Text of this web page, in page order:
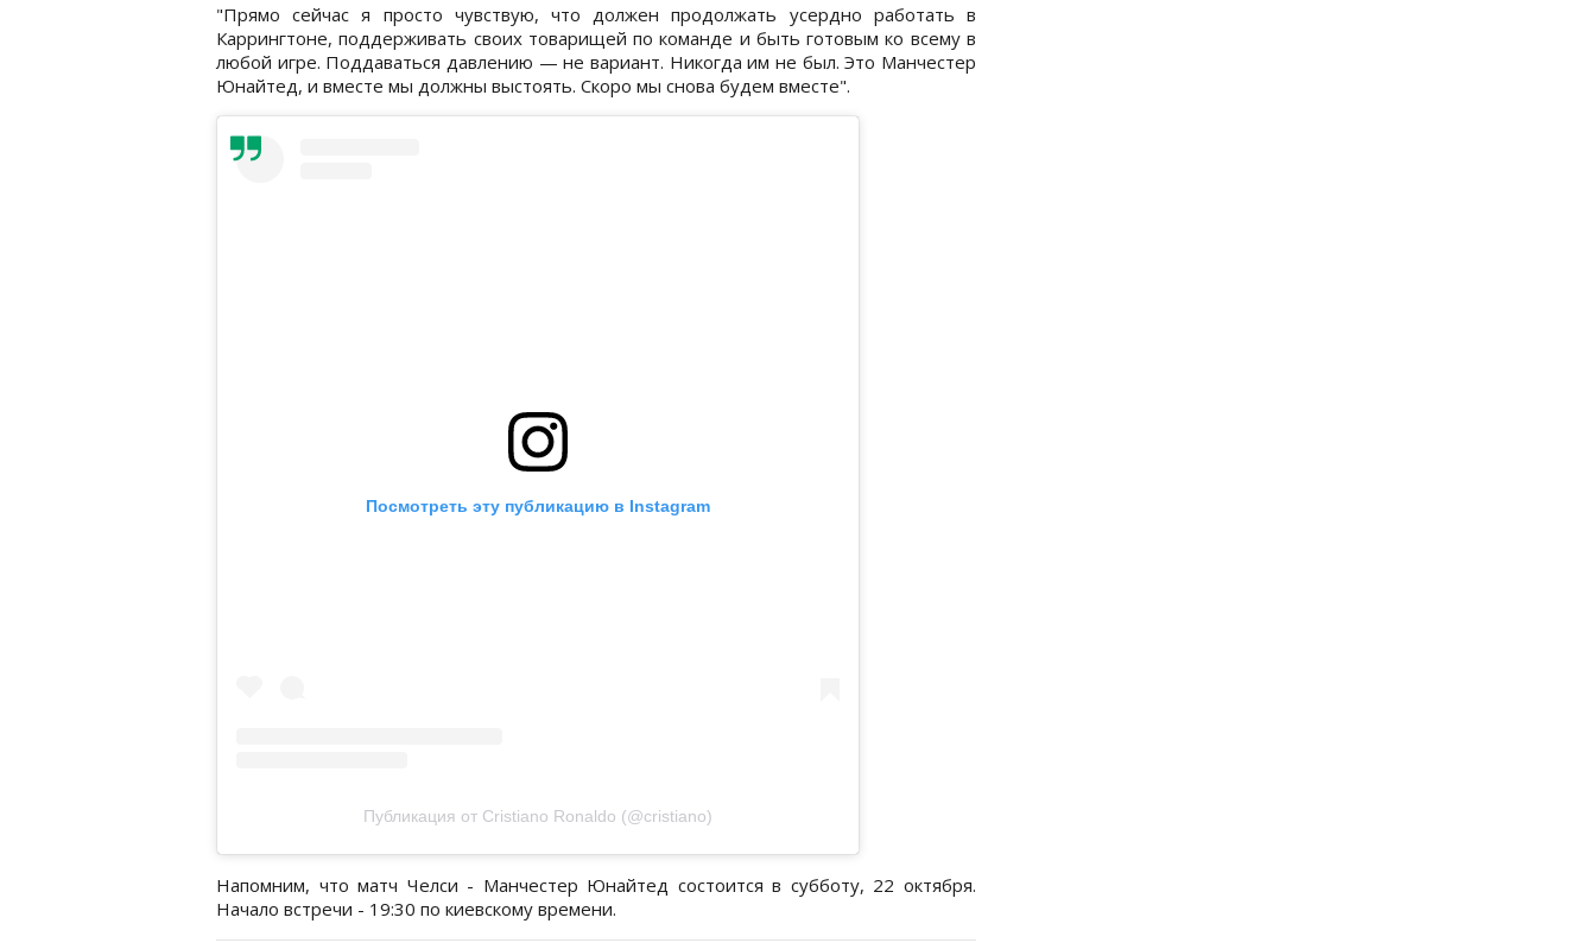
"Прямо сейчас я просто чувствую, что должен продолжать усердно работать в
Каррингтоне, поддерживать своих товарищей по команде и быть готовым ко всему в
любой игре. Поддаваться давлению — не вариант. Никогда им не был. Это Манчестер
Юнайтед, и вместе мы должны выстоять. Скоро мы снова будем вместе".
Посмотреть эту публикацию в Instagram
Публикация от Cristiano Ronaldo (@cristiano)
Напомним, что матч Челси - Манчестер Юнайтед состоится в субботу, 22 октября.
Начало встречи - 19:30 по киевскому времени.